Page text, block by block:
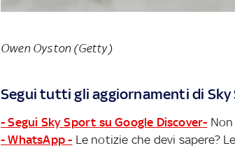
Owen Oyston (Getty)
Segui tutti gli aggiornamenti di
- Segui Sky Sport su Google Discover-
- WhatsApp - Le notizie che devi sapere?